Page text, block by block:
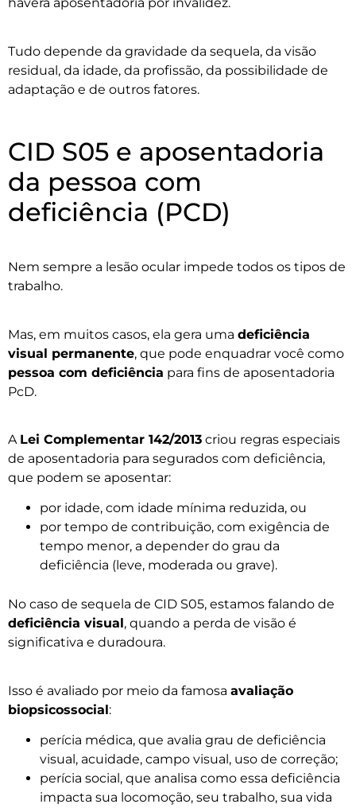
haverá aposentadoria por invalidez.
Tudo depende da gravidade da sequela, da visão
residual, da idade, da profissão, da possibilidade de
adaptação e de outros fatores.
CID S05 e aposentadoria
da pessoa com
deficiência (PCD)
Nem sempre a lesão ocular impede todos os tipos de
trabalho.
Mas, em muitos casos, ela gera uma deficiência
visual permanente, que pode enquadrar você como
pessoa com deficiência para fins de aposentadoria
PcD.
A Lei Complementar 142/2013 criou regras especiais
de aposentadoria para segurados com deficiência,
que podem se aposentar:
por idade, com idade mínima reduzida, ou
por tempo de contribuição, com exigência de
tempo menor, a depender do grau da
deficiência (leve, moderada ou grave).
No caso de sequela de CID S05, estamos falando de
deficiência visual, quando a perda de visão é
significativa e duradoura.
Isso é avaliado por meio da famosa avaliação
biopsicossocial:
perícia médica, que avalia grau de deficiência
visual, acuidade, campo visual, uso de correção;
perícia social, que analisa como essa deficiência
impacta sua locomoção, seu trabalho, sua vida